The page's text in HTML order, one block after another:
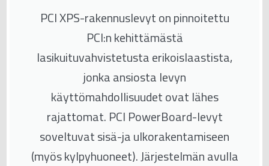
PCI XPS-rakennuslevyt on pinnoitettu
PCI:n kehittämästä
lasikuituvahvistetusta erikoislaastista,
jonka ansiosta levyn
käyttömahdollisuudet ovat lähes
rajattomat. PCI PowerBoard-levyt
soveltuvat sisä-ja ulkorakentamiseen
(myös kylpyhuoneet). Järjestelmän avulla